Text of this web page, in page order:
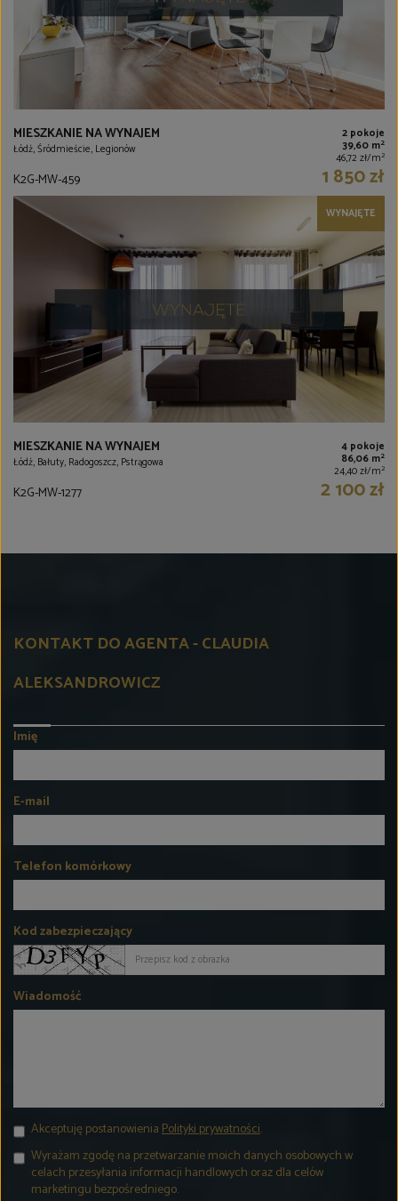
MIESZKANIE NA WYNAJEM
Łódź, Śródmieście, Legionów
2 pokoje
39,60 m2
46,72 zł/m2
K2G-MW-459 1 850 zł
WYNAJĘTE
MIESZKANIE NA WYNAJEM
Łódź, Bałuty, Radogoszcz, Pstrągowa
4 pokoje
86,06 m2
24,40 zł/m2
K2G-MW-1277 2 100 zł
KONTAKT DO AGENTA - CLAUDIA
ALEKSANDROWICZ
Imię
E-mail
Telefon komórkowy
Kod zabezpieczający
Wiadomość
Akceptuję postanowieniaPolityki prywatności.
Wyrażam zgodę na przetwarzanie moich danych osobowych w
celach przesyłania informacji handlowych oraz dla celów
marketingu bezpośredniego.